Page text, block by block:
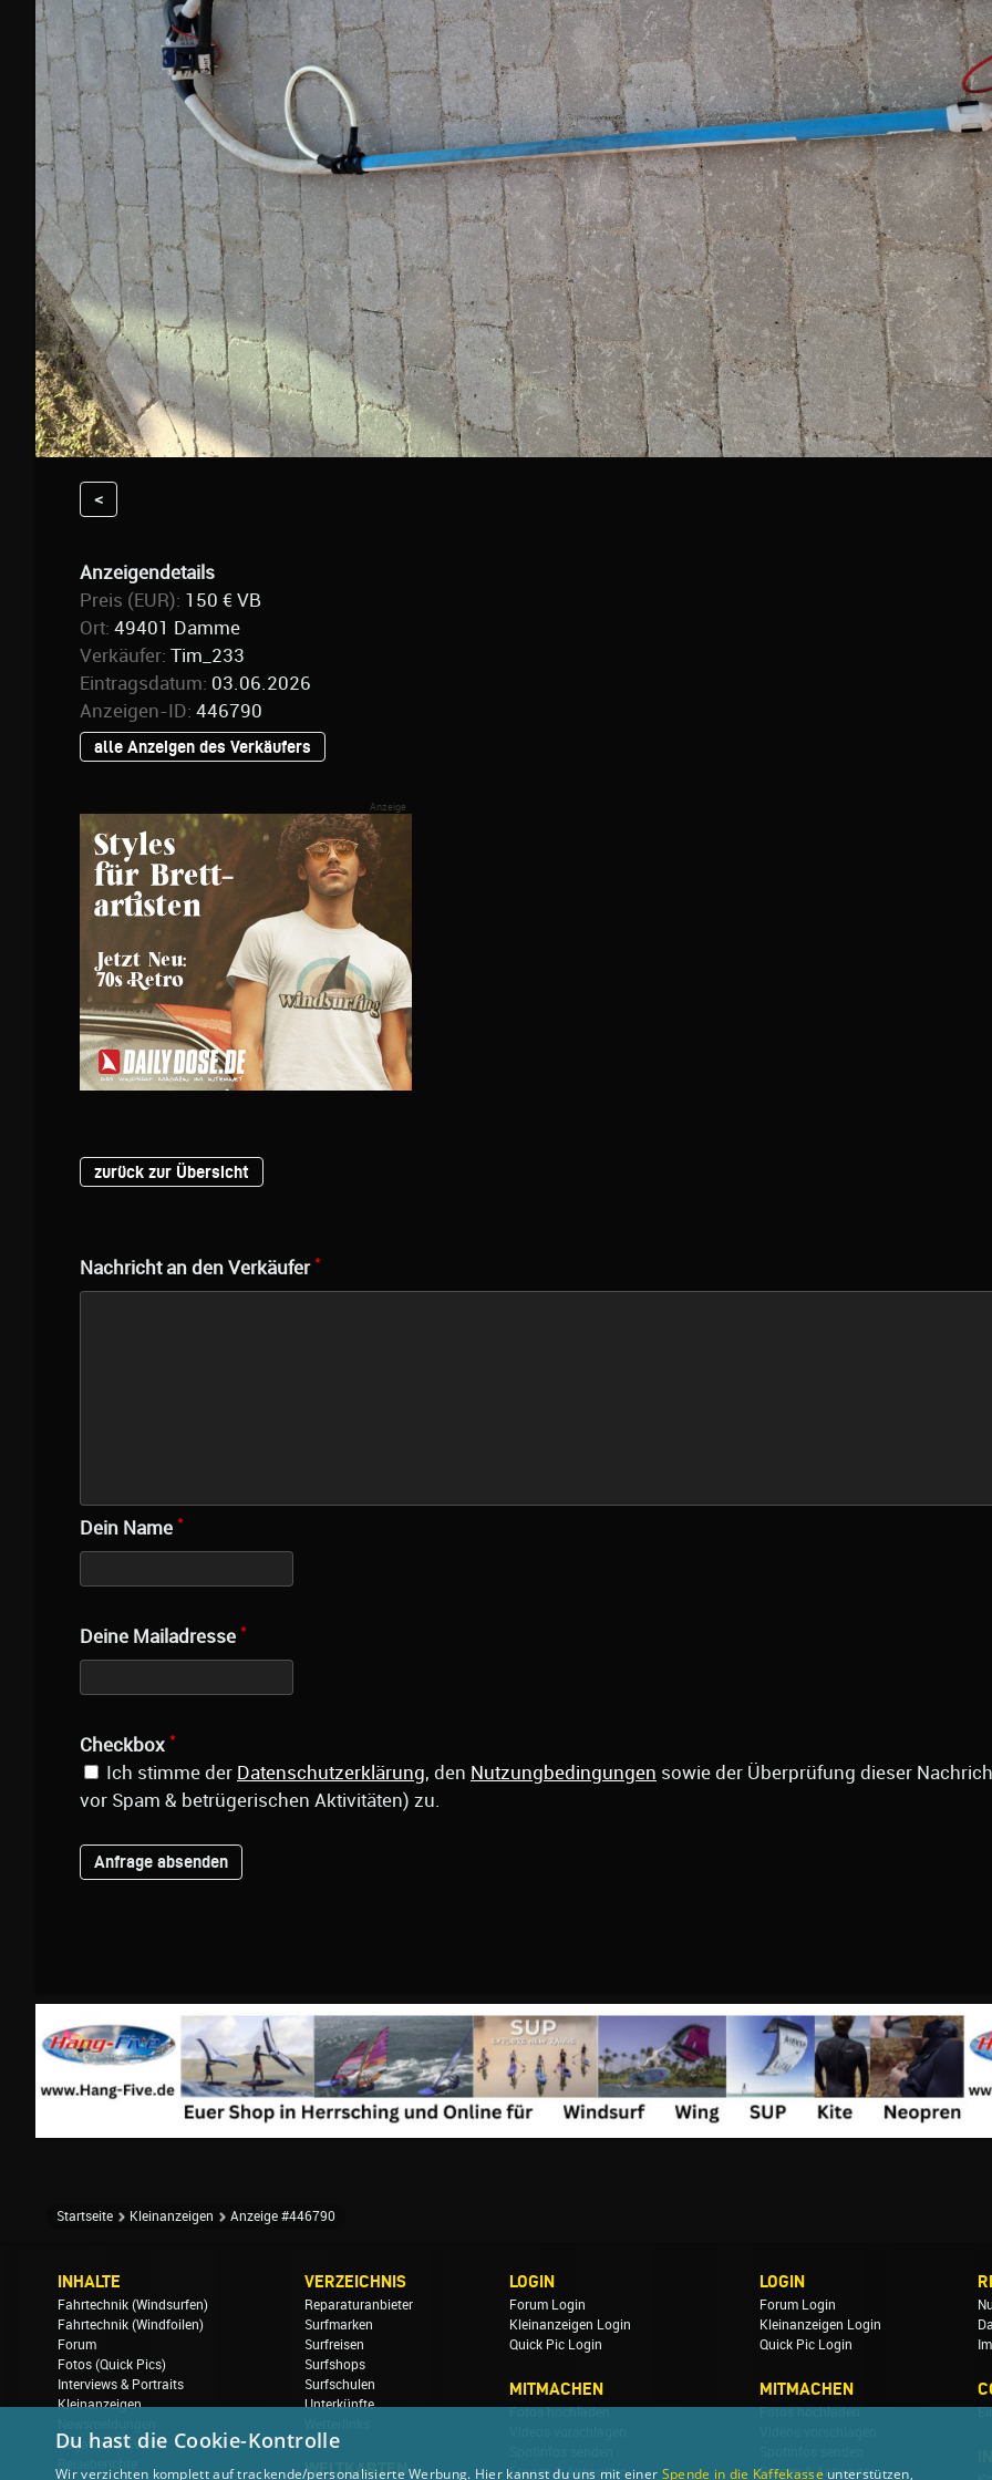
<
Anzeigendetails
Preis (EUR): 150 € VB
Ort: 49401 Damme
Verkäufer: Tim_233
Eintragsdatum: 03.06.2026
Anzeigen-ID: 446790
alle Anzeigen des Verkäufers
zurück zur Übersicht
Nachricht an den Verkäufer *
Dein Name *
Deine Mailadresse *
Checkbox *
Ich stimme der Datenschutzerklärung, den Nutzungbedingungen sowie der Überprüfung dieser
vor Spam & betrügerischen Aktivitäten) zu.
Startseite Kleinanzeigen Anzeige #446790
INHALTE
Fahrtechnik (Windsurfen)
Fahrtechnik (Windfoilen)
Forum
Fotos (Quick Pics)
Interviews & Portraits
Kleinanzeigen
Regatten & Events
VERZEICHNIS
Reparaturanbieter
Surfmarken
Surfreisen
Surfshops
Surfschulen
Unterkünfte
WELTKARTEN
LOGIN
Forum Login
Kleinanzeigen Login
Quick Pic Login
MITMACHEN
Fragen & Antworten
LOGIN
Forum Login
Kleinanzeigen Login
Quick Pic Login
MITMACHEN
Fragen & Antworten
Du hast die Cookie-Kontrolle
Wir verzichten komplett auf trackende/personalisierte Werbung. Hier kannst du uns mit einer Spende in die Kaffekasseunterstützen,